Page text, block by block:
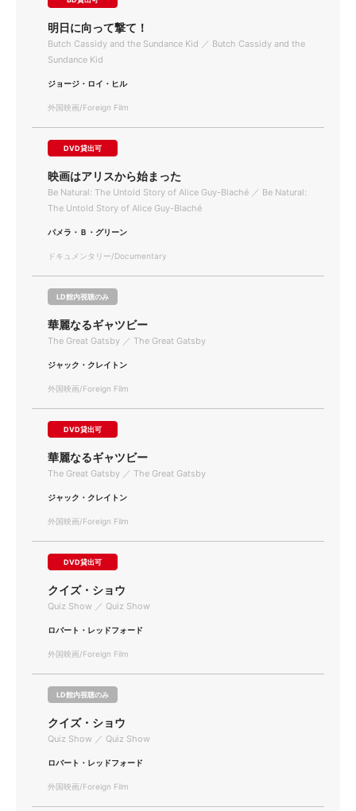
明日に向って撃て！
Butch Cassidy and the Sundance Kid ／ Butch Cassidy and the
Sundance Kid
ジョージ・ロイ・ヒル
外国映画/Foreign Film
DVD貸出可
映画はアリスから始まった
Be Natural: The Untold Story of Alice Guy-Blaché ／ Be Natural:
The Untold Story of Alice Guy-Blaché
パメラ・Ｂ・グリーン
ドキュメンタリー/Documentary
LD館内視聴のみ
華麗なるギャツビー
The Great Gatsby ／ The Great Gatsby
ジャック・クレイトン
外国映画/Foreign Film
DVD貸出可
華麗なるギャツビー
The Great Gatsby ／ The Great Gatsby
ジャック・クレイトン
外国映画/Foreign Film
DVD貸出可
クイズ・ショウ
Quiz Show ／ Quiz Show
ロバート・レッドフォード
外国映画/Foreign Film
LD館内視聴のみ
クイズ・ショウ
Quiz Show ／ Quiz Show
ロバート・レッドフォード
外国映画/Foreign Film